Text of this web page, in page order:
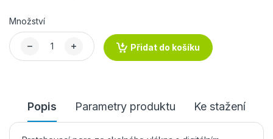
Množství
Přidat do košíku
Popis Parametry produktu Ke stažení